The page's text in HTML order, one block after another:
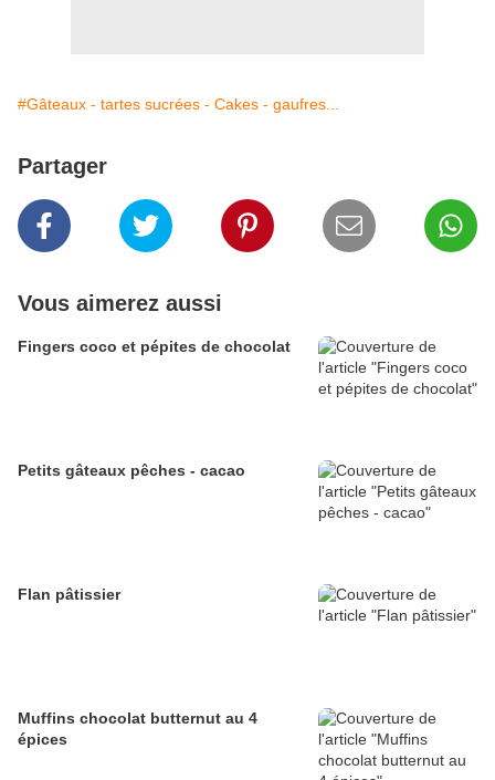
#Gâteaux - tartes sucrées - Cakes - gaufres...
Partager
Vous aimerez aussi
Fingers coco et pépites de chocolat
Petits gâteaux pêches - cacao
Flan pâtissier
Muffins chocolat butternut au 4
épices